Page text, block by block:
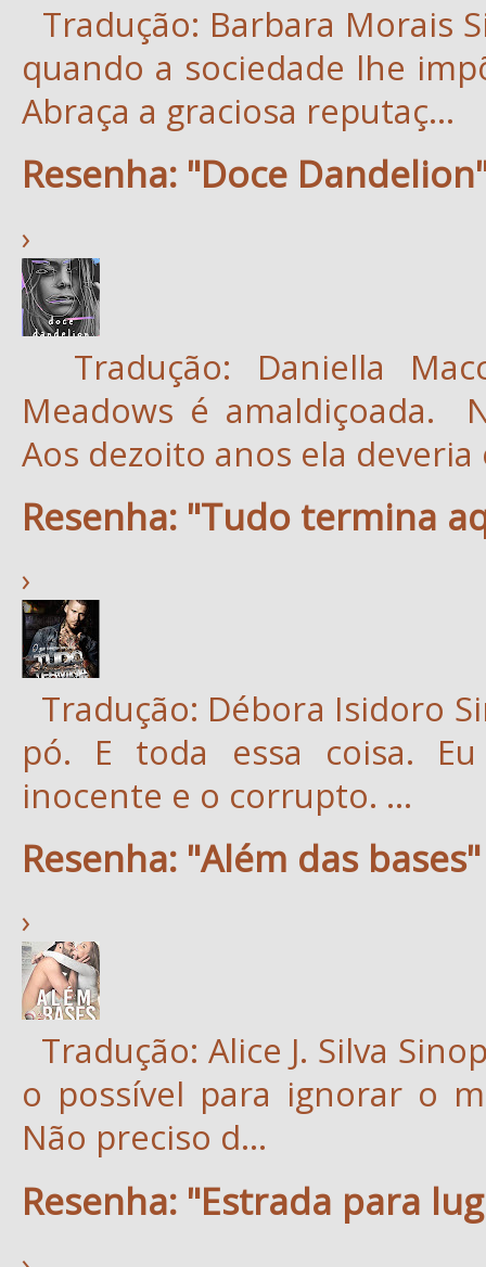
Tradução: Barbara Morais
quando a sociedade lhe
Abraça a graciosa reputaç...
Resenha: "Doce
›
Tradução: Daniella
Meadows é amaldiçoada.
Aos dezoito anos ela deveria
Resenha: "Tudo termina
›
Tradução: Débora Isidoro
pó. E toda essa coisa.
inocente e o corrupto. ...
Resenha: "Além das
›
Tradução: Alice J. Silva
o possível para ignorar o
Não preciso d...
Resenha: "Estrada para